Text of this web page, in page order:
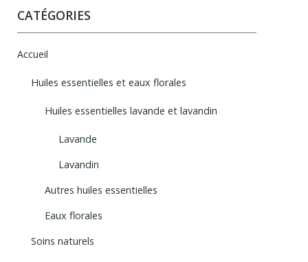
CATÉGORIES
Accueil
Huiles essentielles et eaux florales
Huiles essentielles lavande et lavandin
Lavande
Lavandin
Autres huiles essentielles
Eaux florales
Soins naturels